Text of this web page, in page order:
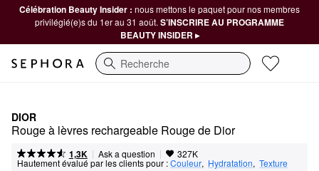
Célébration Beauty Insider : nous mettons le paquet pour nos membres
privilégié(e)s du 1er au 31 août. S’INSCRIRE AU PROGRAMME
BEAUTY INSIDER ▸
Recherche
DIOR
Rouge à lèvres rechargeable Rouge de Dior
1,3K | Ask a question | 327K
Hautement évalué par les clients pour :Couleur, Hydratation, Texture